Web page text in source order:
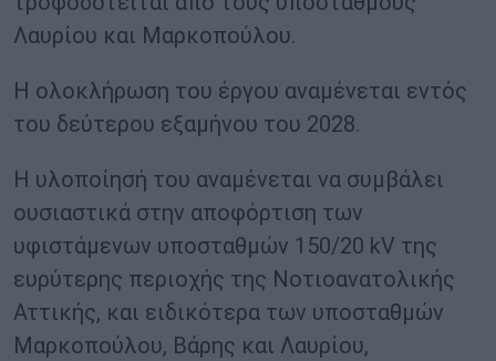
Λαυρίου και Μαρκοπούλου.
Η ολοκλήρωση του έργου αναμένεται εντός
του δεύτερου εξαμήνου του 2028.
Η υλοποίησή του αναμένεται να συμβάλει
ουσιαστικά στην αποφόρτιση των
υφιστάμενων υποσταθμών 150/20 kV της
ευρύτερης περιοχής της Νοτιοανατολικής
Αττικής, και ειδικότερα των υποσταθμών
Μαρκοπούλου, Βάρης και Λαυρίου,